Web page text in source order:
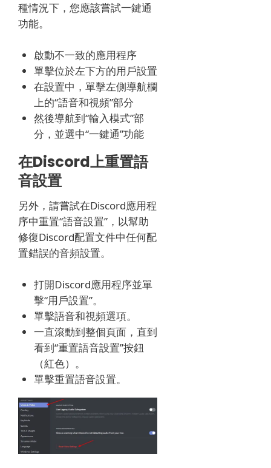
種情況下，您應該嘗試一鍵通
功能。
啟動不一致的應用程序
單擊位於左下方的用戶設置
在設置中，單擊左側導航欄
上的“語音和視頻”部分
然後導航到“輸入模式”部
分，並選中“一鍵通”功能
在Discord上重置語
音設置
另外，請嘗試在Discord應用程
序中重置“語音設置”，以幫助
修復Discord配置文件中任何配
置錯誤的音頻設置。
打開Discord應用程序並單
擊“用戶設置”。
單擊語音和視頻選項。
一直滾動到整個頁面，直到
看到“重置語音設置”按鈕
（紅色）。
單擊重置語音設置。